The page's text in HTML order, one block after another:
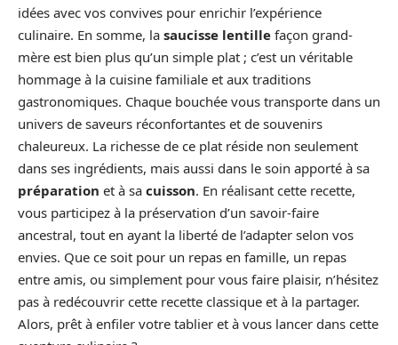
idées avec vos convives pour enrichir l’expérience
culinaire. En somme, la saucisse lentille façon grand-
mère est bien plus qu’un simple plat ; c’est un véritable
hommage à la cuisine familiale et aux traditions
gastronomiques. Chaque bouchée vous transporte dans un
univers de saveurs réconfortantes et de souvenirs
chaleureux. La richesse de ce plat réside non seulement
dans ses ingrédients, mais aussi dans le soin apporté à sa
préparation et à sa cuisson. En réalisant cette recette,
vous participez à la préservation d’un savoir-faire
ancestral, tout en ayant la liberté de l’adapter selon vos
envies. Que ce soit pour un repas en famille, un repas
entre amis, ou simplement pour vous faire plaisir, n’hésitez
pas à redécouvrir cette recette classique et à la partager.
Alors, prêt à enfiler votre tablier et à vous lancer dans cette